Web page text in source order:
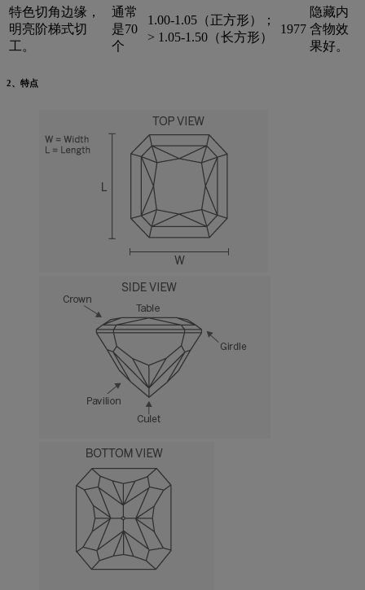
特色切角边缘，
明亮阶梯式切
工。
通常
是70
个
1.00-1.05（正方形）；
> 1.05-1.50（长方形）
1977
隐藏内
含物效
果好。
2、特点